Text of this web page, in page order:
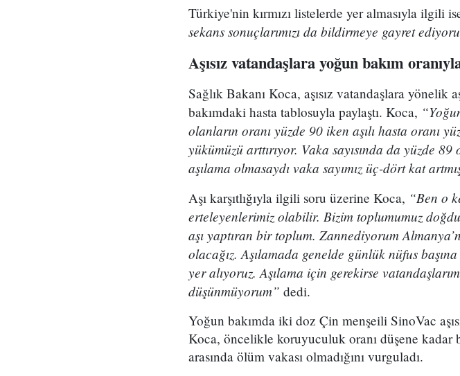
Türkiye'nin kırmızı listelerde yer almasıyla ilgili
sekans sonuçlarımızı da bildirmeye gayret
Aşısız vatandaşlara yoğun bakım
Sağlık Bakanı Koca, aşısız vatandaşlara yönelik
bakımdaki hasta tablosuyla paylaştı. Koca,
olanların oranı yüzde 90 iken aşılı hasta oranı
yükümüzü arttırıyor. Vaka sayısında da yüzde
aşılama olmasaydı vaka sayımız üç-dört kat
Aşı karşıtlığıyla ilgili soru üzerine Koca, “Ben o
erteleyenlerimiz olabilir. Bizim toplumumuz
aşı yaptıran bir toplum. Zannediyorum
olacağız. Aşılamada genelde günlük nüfus
yer alıyoruz. Aşılama için gerekirse
düşünmüyorum” dedi.
Yoğun bakımda iki doz Çin menşeili SinoVac
Koca, öncelikle koruyuculuk oranı düşene kadar
arasında ölüm vakası olmadığını vurguladı.